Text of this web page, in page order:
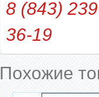
8 (843)
36-19
Похожие